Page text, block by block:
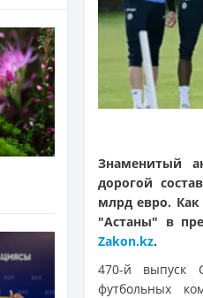
Знаменитый
дорогой
млрд евро.
"Астаны" в
Zakon.kz.
470-й выпуск
футбольных